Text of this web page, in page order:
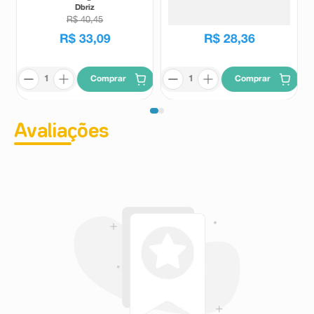
Dbriz
R$ 40,45
R$ 33,09
Comprar
R$ 28,36
Comprar
Avaliações